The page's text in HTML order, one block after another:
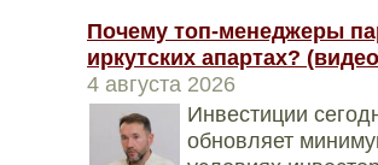
Почему топ-менеджеры
иркутских апартах?
4 августа 2026
Инвестиции
обновляет